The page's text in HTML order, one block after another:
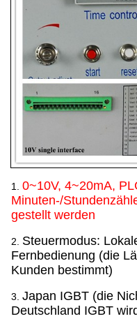
1. 0~10V, 4~20mA,
Minuten-/
gestellt werden
2. Steuermodus:
Fernbedienung (die
Kunden bestimmt)
3. Japan IGBT (die
Deutschland IGBT